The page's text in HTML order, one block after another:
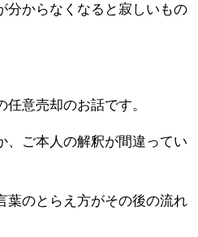
分からなくなると寂しいもの
意売却のお話です。
、ご本人の解釈が間違ってい
葉のとらえ方がその後の流れ